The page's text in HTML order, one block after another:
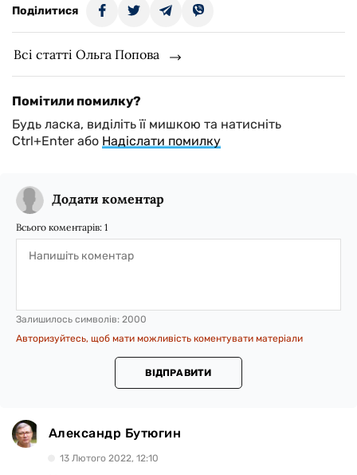
Поділитися
Всі статті Ольга Попова
Помітили помилку?
Будь ласка, виділіть її мишкою та натисніть
Ctrl+Enter або Надіслати помилку
Додати коментар
Всього коментарів: 1
Залишилось символів: 2000
Авторизуйтесь, щоб мати можливість коментувати матеріали
ВІДПРАВИТИ
Александр Бутюгин
13 Лютого 2022, 12:10